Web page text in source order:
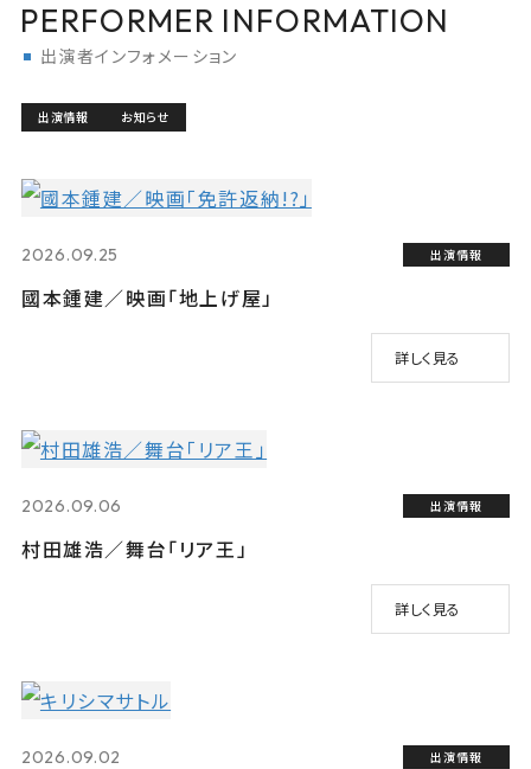
PERFORMER INFORMATION
出演者インフォメーション
出演情報 お知らせ
2026.09.25 出演情報
國本鍾建／映画「地上げ屋」
詳しく見る
2026.09.06 出演情報
村田雄浩／舞台「リア王」
詳しく見る
2026.09.02 出演情報